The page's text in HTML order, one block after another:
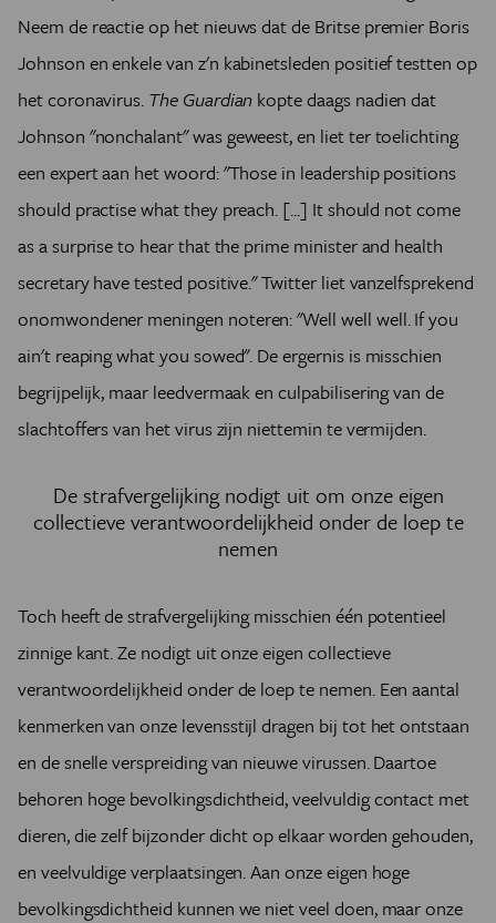
Neem de reactie op het nieuws dat de Britse premier Boris
Johnson en enkele van z'n kabinetsleden positief testten op
het coronavirus. The Guardian kopte daags nadien dat
Johnson "nonchalant" was geweest, en liet ter toelichting
een expert aan het woord: "Those in leadership positions
should practise what they preach. [...] It should not come
as a surprise to hear that the prime minister and health
secretary have tested positive." Twitter liet vanzelfsprekend
onomwondener meningen noteren: "Well well well. If you
ain't reaping what you sowed". De ergernis is misschien
begrijpelijk, maar leedvermaak en culpabilisering van de
slachtoffers van het virus zijn niettemin te vermijden.
De strafvergelijking nodigt uit om onze eigen
collectieve verantwoordelijkheid onder de loep te
nemen
Toch heeft de strafvergelijking misschien één potentieel
zinnige kant. Ze nodigt uit onze eigen collectieve
verantwoordelijkheid onder de loep te nemen. Een aantal
kenmerken van onze levensstijl dragen bij tot het ontstaan
en de snelle verspreiding van nieuwe virussen. Daartoe
behoren hoge bevolkingsdichtheid, veelvuldig contact met
dieren, die zelf bijzonder dicht op elkaar worden gehouden,
en veelvuldige verplaatsingen. Aan onze eigen hoge
bevolkingsdichtheid kunnen we niet veel doen, maar onze